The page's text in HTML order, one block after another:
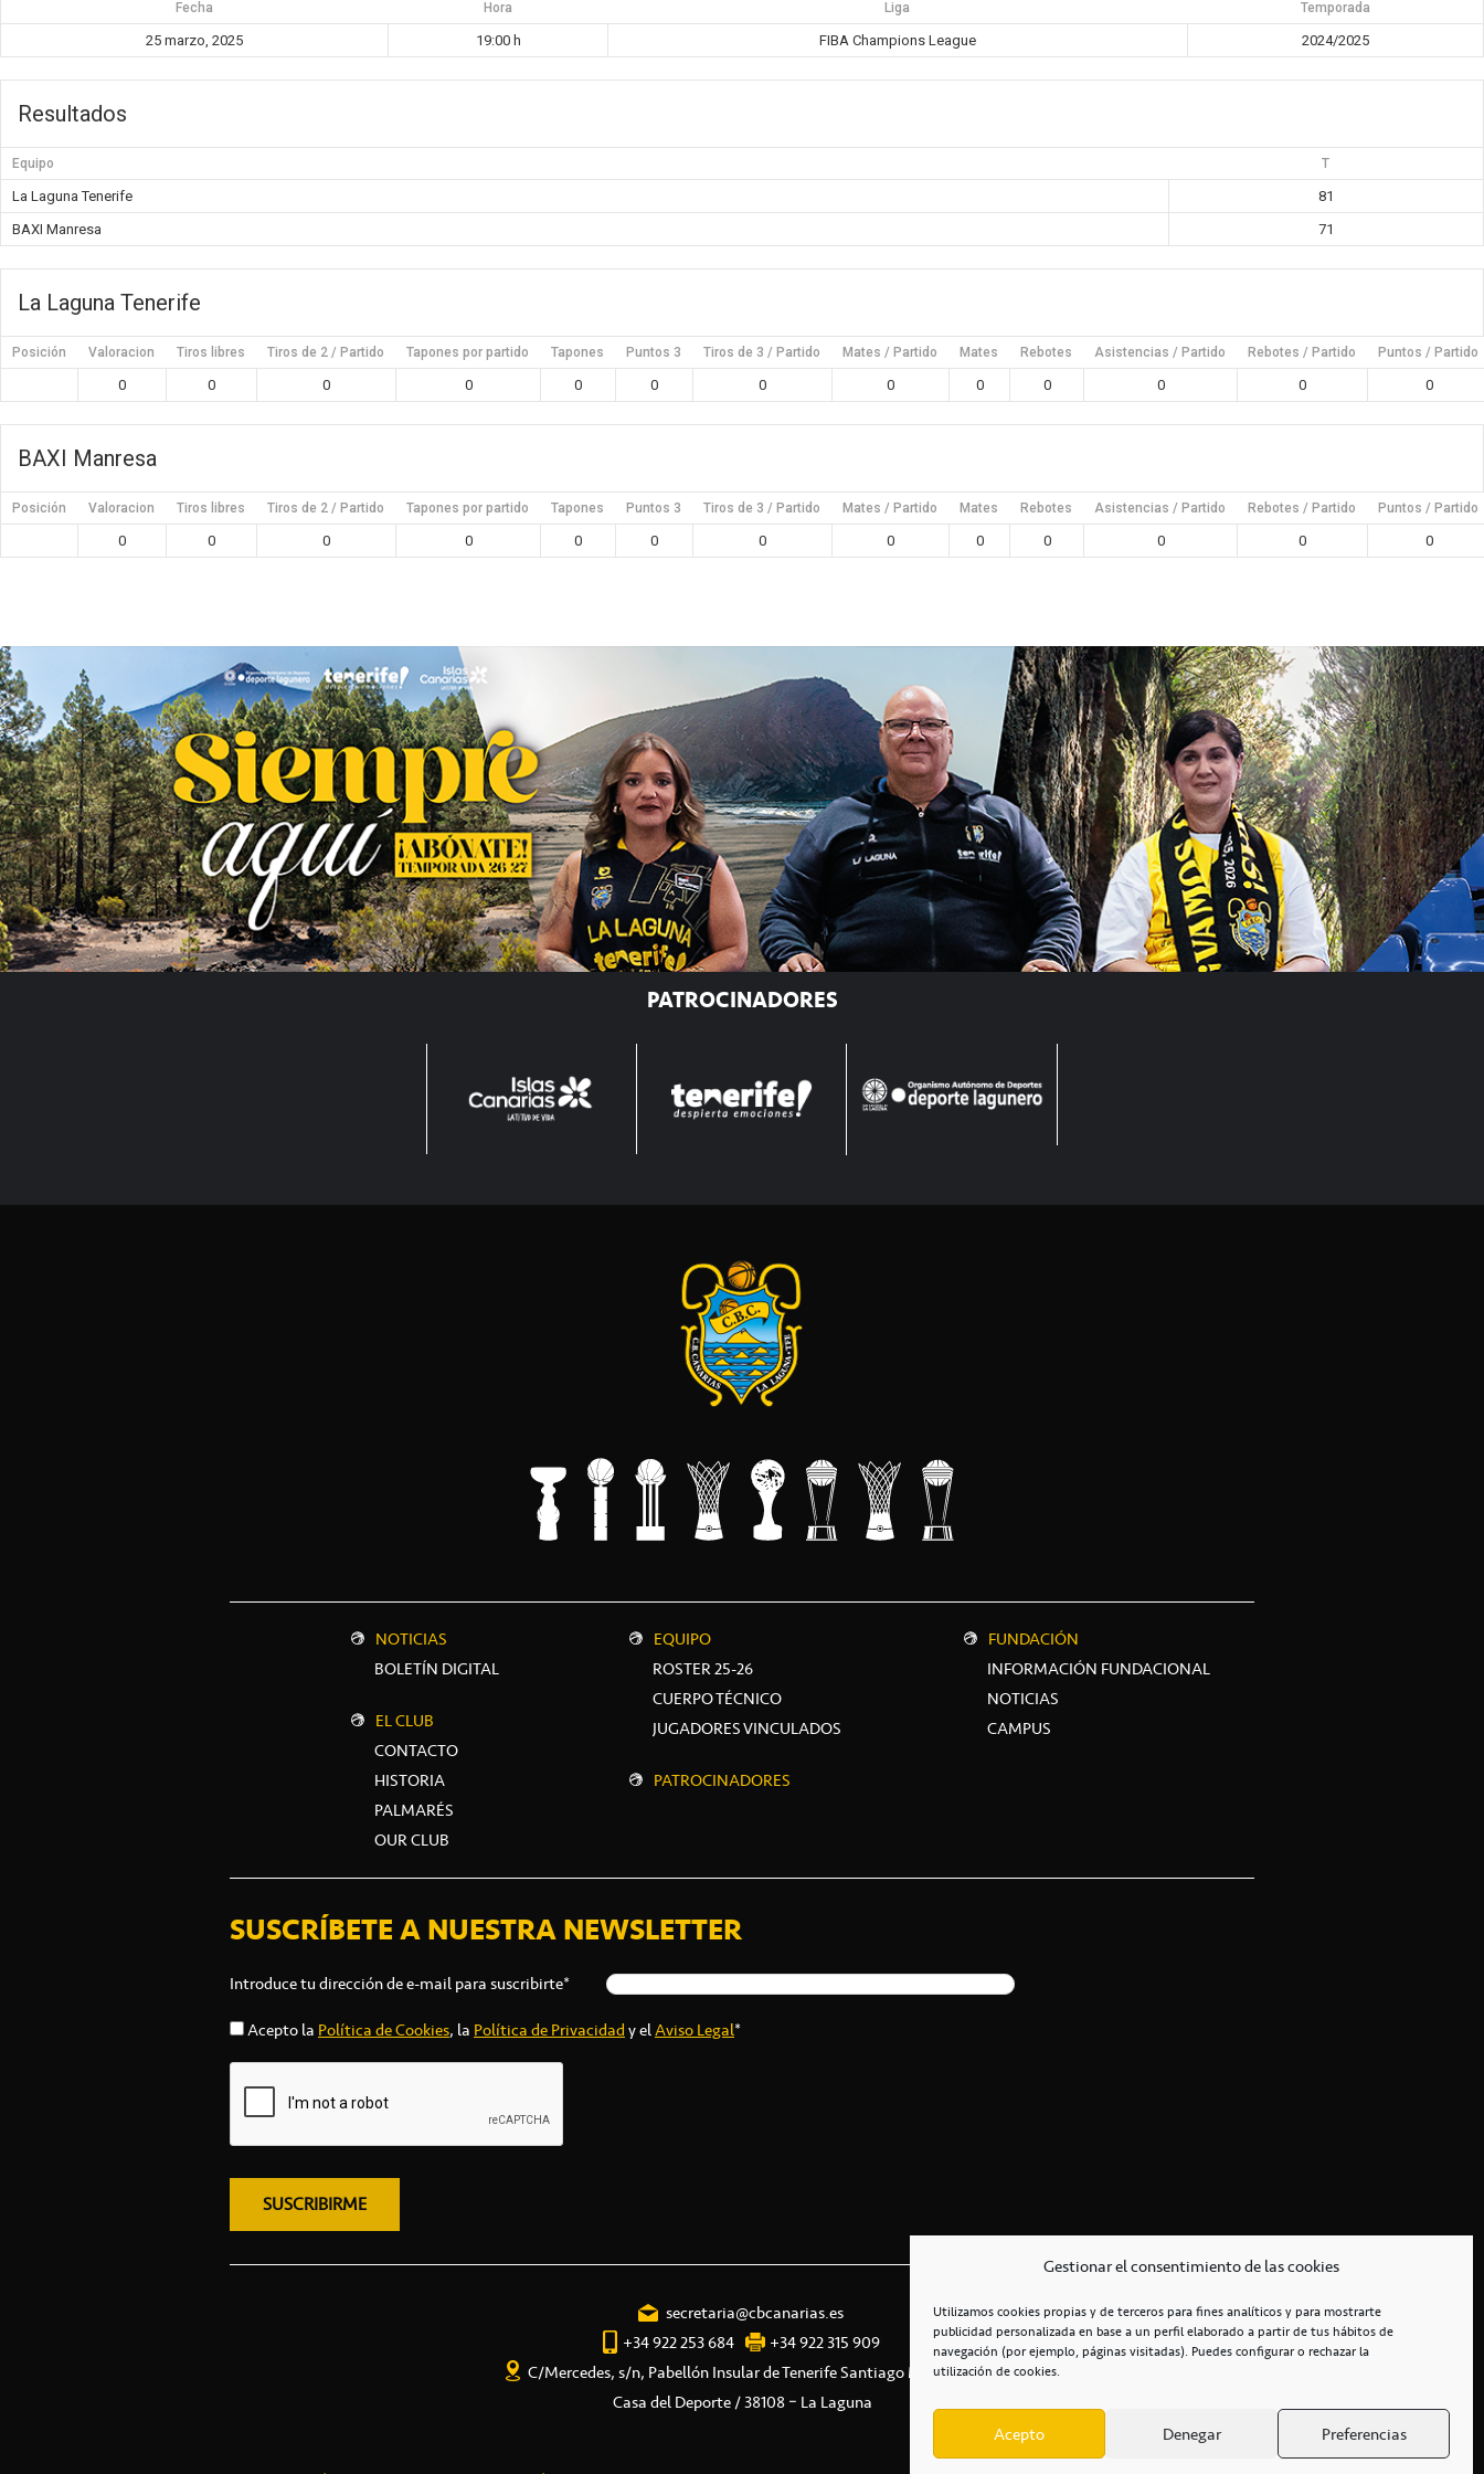
Gestionar el consentimiento de las cookies
Utilizamos cookies propias y de terceros para fines analíticos y para mostrarte
publicidad personalizada en base a un perfil elaborado a partir de tus hábitos de
navegación (por ejemplo, páginas visitadas). Puedes configurar o rechazar la
utilización de cookies.
Acepto Denegar Preferencias
Fecha Hora Liga Temporada
25 marzo, 2025 19:00 h FIBA Champions League 2024/2025
Resultados
Equipo T
La Laguna Tenerife
81
BAXI Manresa
71
La Laguna Tenerife
Posición Valoracion Tiros libres Tiros de 2 / Partido Tapones por partido Tapones Puntos 3 Tiros de 3 / Partido Mates / Partido Mates Rebotes Asistencias / Partido Rebotes / Partido Puntos / Partido
0 0 0 0 0 0 0 0 0 0 0 0 0
BAXI Manresa
Posición Valoracion Tiros libres Tiros de 2 / Partido Tapones por partido Tapones Puntos 3 Tiros de 3 / Partido Mates / Partido Mates Rebotes Asistencias / Partido Rebotes / Partido Puntos / Partido
0 0 0 0 0 0 0 0 0 0 0 0 0
PATROCINADORES
NOTICIAS
BOLETÍN DIGITAL
EL CLUB
CONTACTO
HISTORIA
PALMARÉS
OUR CLUB
EQUIPO
ROSTER 25-26
CUERPO TÉCNICO
JUGADORES VINCULADOS
PATROCINADORES
FUNDACIÓN
INFORMACIÓN FUNDACIONAL
NOTICIAS
CAMPUS
SUSCRÍBETE A NUESTRA NEWSLETTER
Introduce tu dirección de e-mail para suscribirte*
Acepto la Política de Cookies, la Política de Privacidady elAviso Legal*
secretaria@cbcanarias.es
+34 922 253 684
+34 922 315 909
C/Mercedes, s/n, Pabellón Insular de Tenerife Santiago Martín
Casa del Deporte / 38108 – La Laguna